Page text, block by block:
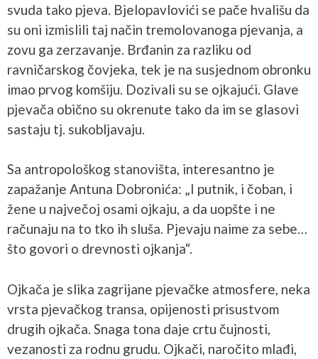
svuda tako pjeva. Bjelopavlovići se pače hvališu da
su oni izmislili taj način tremolovanoga pjevanja, a
zovu ga zerzavanje. Brđanin za razliku od
ravničarskog čovjeka, tek je na susjednom obronku
imao prvog komšiju. Dozivali su se ojkajući. Glave
pjevača obično su okrenute tako da im se glasovi
sastaju tj. sukobljavaju.
Sa antropološkog stanovišta, interesantno je
zapažanje Antuna Dobronića: „I putnik, i čoban, i
žene u največoj osami ojkaju, a da uopšte i ne
računaju na to tko ih sluša. Pjevaju naime za sebe…
što govori o drevnosti ojkanja“.
Ojkača je slika zagrijane pjevačke atmosfere, neka
vrsta pjevačkog transa, opijenosti prisustvom
drugih ojkača. Snaga tona daje crtu čujnosti,
vezanosti za rodnu grudu. Ojkači, naročito mlađi,